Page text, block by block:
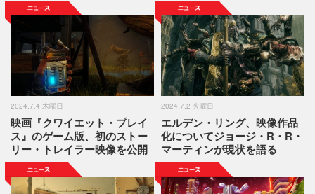
2024.7.4 木曜日
映画『クワイエット・プレイ
ス』のゲーム版、初のストー
リー・トレイラー映像を公開
2024.7.2 火曜日
エルデン・リング、映像作品
化についてジョージ・R・R・
マーティンが現状を語る